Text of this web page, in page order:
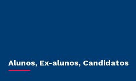
Alunos, Ex-alunos, Candidatos